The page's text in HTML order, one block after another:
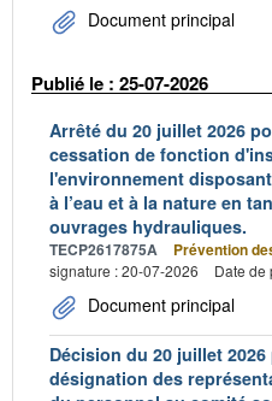
Document principal
Publié le : 25-07-2026
Arrêté du 20 juillet 2026
cessation de fonction
l'environnement
à l’eau et à la nature en
ouvrages hydrauliques.
TECP2617875A Prévention
signature : 20-07-2026
Date de
Document principal
Décision du 20 juillet
désignation des